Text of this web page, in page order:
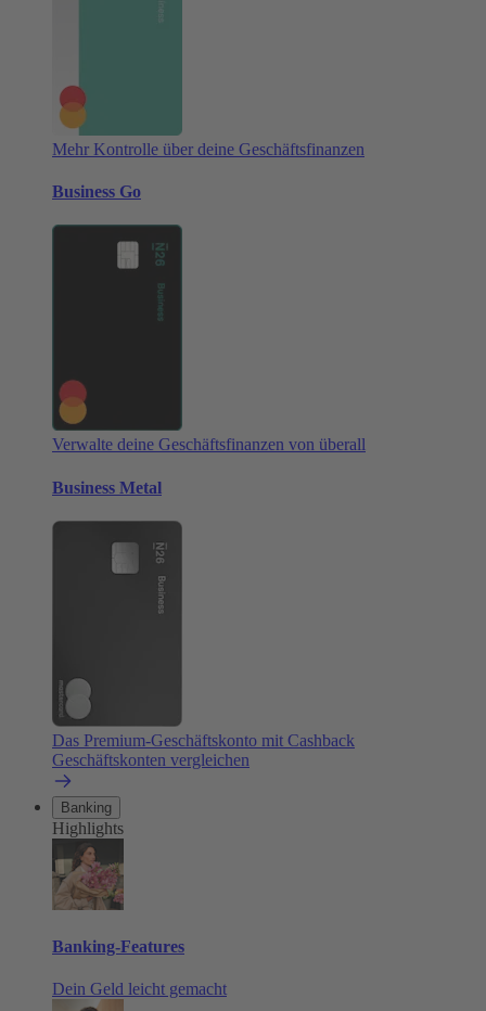
Mehr Kontrolle über deine Geschäftsfinanzen
Business Go
Verwalte deine Geschäftsfinanzen von überall
Business Metal
Das Premium-Geschäftskonto mit Cashback
Geschäftskonten vergleichen
Banking
Highlights
Banking-Features
Dein Geld leicht gemacht